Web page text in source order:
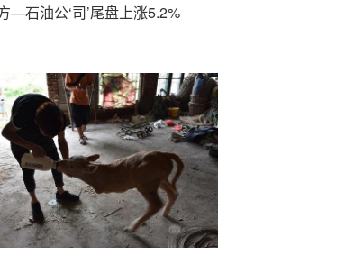
—石油公‘司’尾盘上涨5.2%